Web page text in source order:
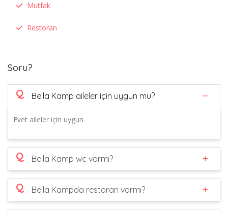
Mutfak
Restoran
Soru?
Q Bella Kamp aileler için uygun mu?
Evet aileler için uygun
Q Bella Kamp wc varmı?
Q Bella Kampda restoran varmı?